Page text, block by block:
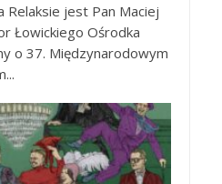
Relaksie jest Pan Maciej
Łowickiego Ośrodka
o 37. Międzynarodowym